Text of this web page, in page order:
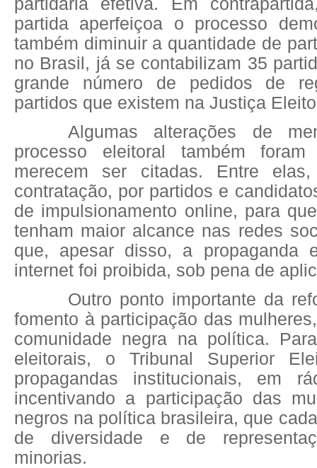
partida aperfeiçoa o processo
também diminuir a quantidade de
no Brasil, já se contabilizam 35
grande número de pedidos de
partidos que existem na Justiça
Algumas alterações de
processo eleitoral também
merecem ser citadas. Entre
contratação, por partidos e
de impulsionamento online, para
tenham maior alcance nas redes
que, apesar disso, a propaganda
internet foi proibida, sob pena de
Outro ponto importante da
fomento à participação das
comunidade negra na política.
eleitorais, o Tribunal Superior
propagandas institucionais, em
incentivando a participação das
negros na política brasileira, que
de diversidade e de
minorias.